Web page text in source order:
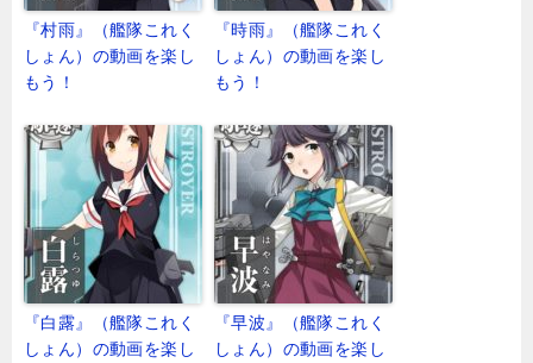
『村雨』（艦隊これく
しょん）の動画を楽し
もう！
『時雨』（艦隊これく
しょん）の動画を楽し
もう！
『白露』（艦隊これく
しょん）の動画を楽し
『早波』（艦隊これく
しょん）の動画を楽し